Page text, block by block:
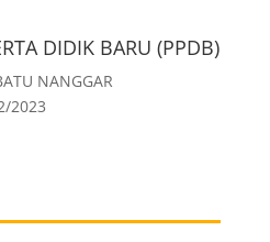
DIDIK BARU (PPDB)
NANGGAR
2023